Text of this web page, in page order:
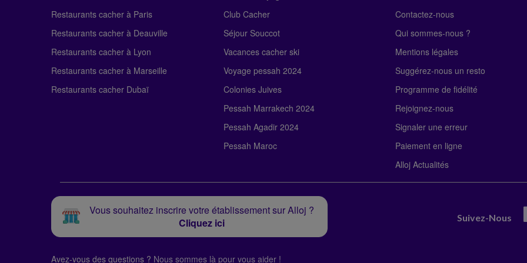
Restaurants cacher à Paris
Restaurants cacher à Deauville
Restaurants cacher à Lyon
Restaurants cacher à Marseille
Restaurants cacher Dubaï
Club Cacher
Séjour Souccot
Vacances cacher ski
Voyage pessah 2024
Colonies Juives
Pessah Marrakech 2024
Pessah Agadir 2024
Pessah Maroc
Contactez-nous
Qui sommes-nous ?
Mentions légales
Suggérez-nous un resto
Programme de fidélité
Rejoignez-nous
Signaler une erreur
Paiement en ligne
Alloj Actualités
Vous souhaitez inscrire votre établissement sur Alloj ?
Cliquez ici
Suivez-Nous
Avez-vous des questions ? Nous sommes là pour vous aider !